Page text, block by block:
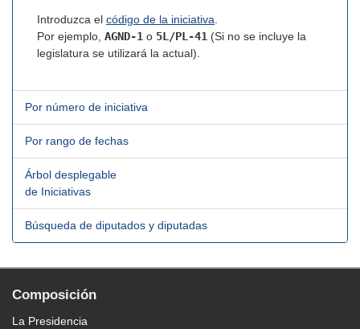
Introduzca el código de la iniciativa.
Por ejemplo, AGND-1 o 5L/PL-41 (Si no se incluye la
legislatura se utilizará la actual).
Por número de iniciativa
Por rango de fechas
Árbol desplegable
de Iniciativas
Búsqueda de diputados y diputadas
Composición
La Presidencia